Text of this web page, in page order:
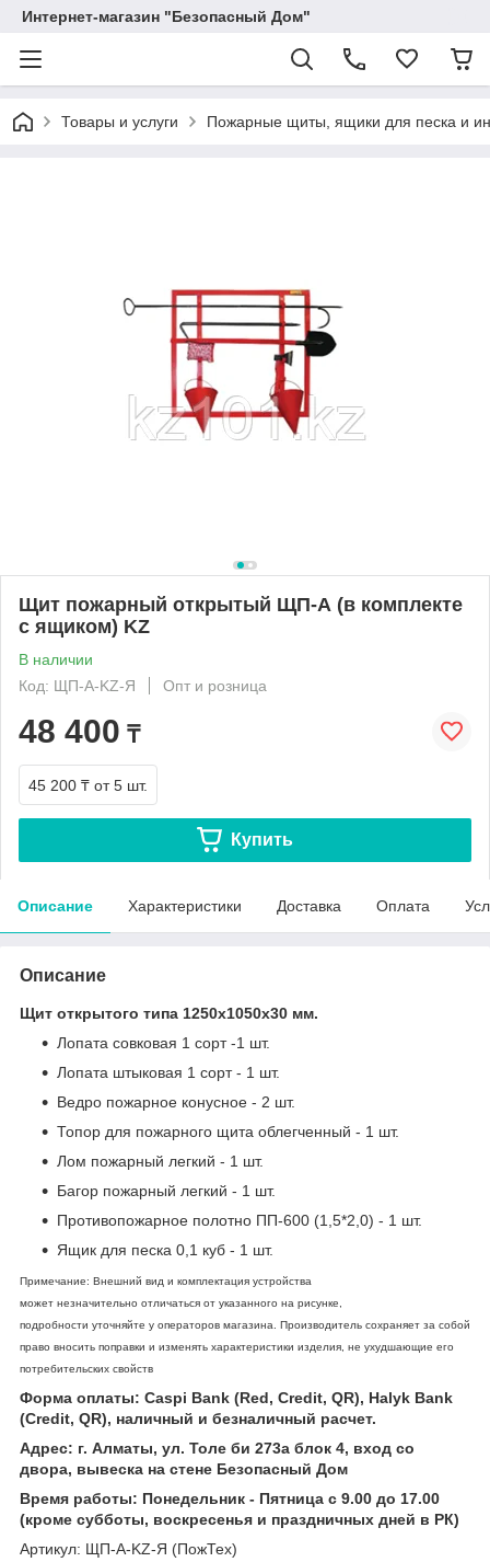
Интернет-магазин "Безопасный Дом"
Товары и услуги Пожарные щиты, ящики для песка и
Щит пожарный открытый ЩП-А (в комплекте
с ящиком) KZ
В наличии
Код: ЩП-А-KZ-Я
Опт и розница
48 400 ₸
45 200 ₸ от 5 шт.
Купить
Описание Характеристики Доставка Оплата
Описание
Щит открытого типа 1250х1050х30 мм.
Лопата совковая 1 сорт -1 шт.
Лопата штыковая 1 сорт - 1 шт.
Ведро пожарное конусное - 2 шт.
Топор для пожарного щита облегченный - 1 шт.
Лом пожарный легкий - 1 шт.
Багор пожарный легкий - 1 шт.
Противопожарное полотно ПП-600 (1,5*2,0) - 1 шт.
Ящик для песка 0,1 куб - 1 шт.
Примечание: Внешний вид и комплектация устройства
может незначительно отличаться от указанного на рисунке,
подробности уточняйте у операторов магазина. Производитель сохраняет за собой
право вносить поправки и изменять характеристики изделия, не ухудшающие его
потребительских свойств
Форма оплаты: Caspi Bank (Red, Credit, QR), Halyk Bank
(Credit, QR), наличный и безналичный расчет.
Адрес: г. Алматы, ул. Толе би 273а блок 4, вход со
двора, вывеска на стене Безопасный Дом
Время работы: Понедельник - Пятница с 9.00 до 17.00
(кроме субботы, воскресенья и праздничных дней в РК)
Артикул: ЩП-А-KZ-Я (ПожТех)